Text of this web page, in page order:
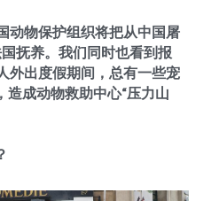
动物保护组织将把从中国屠
抚养。我们同时也看到报
外出度假期间，总有一些宠
成动物救助中心“压力山